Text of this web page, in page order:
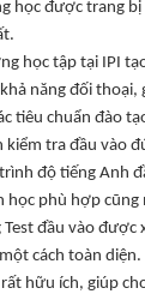
học được trang
học tập tại IPI
năng đối thoại,
tiêu chuẩn đào
kiểm tra đầu vào
độ tiếng Anh
học phù hợp
Test đầu vào được
cách toàn diện.
hữu ích, giúp